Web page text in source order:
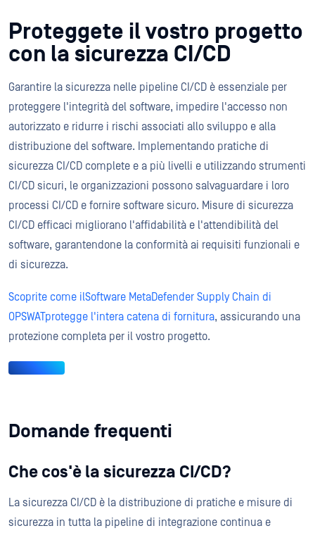
Proteggete il vostro progetto
con la sicurezza CI/CD
Garantire la sicurezza nelle pipeline CI/CD è essenziale per
proteggere l'integrità del software, impedire l'accesso non
autorizzato e ridurre i rischi associati allo sviluppo e alla
distribuzione del software. Implementando pratiche di
sicurezza CI/CD complete e a più livelli e utilizzando strumenti
CI/CD sicuri, le organizzazioni possono salvaguardare i loro
processi CI/CD e fornire software sicuro. Misure di sicurezza
CI/CD efficaci migliorano l'affidabilità e l'attendibilità del
software, garantendone la conformità ai requisiti funzionali e
di sicurezza.
Scoprite come ilSoftware MetaDefender Supply Chain di
OPSWATprotegge l'intera catena di fornitura, assicurando una
protezione completa per il vostro progetto.
Domande frequenti
Che cos'è la sicurezza CI/CD?
La sicurezza CI/CD è la distribuzione di pratiche e misure di
sicurezza in tutta la pipeline di integrazione continua e